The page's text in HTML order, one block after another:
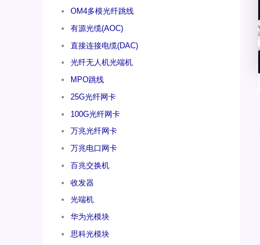
OM4多模光纤跳线
有源光缆(AOC)
直接连接电缆(DAC)
光纤无人机光端机
MPO跳线
25G光纤网卡
100G光纤网卡
万兆光纤网卡
万兆电口网卡
百兆交换机
收发器
光端机
华为光模块
思科光模块